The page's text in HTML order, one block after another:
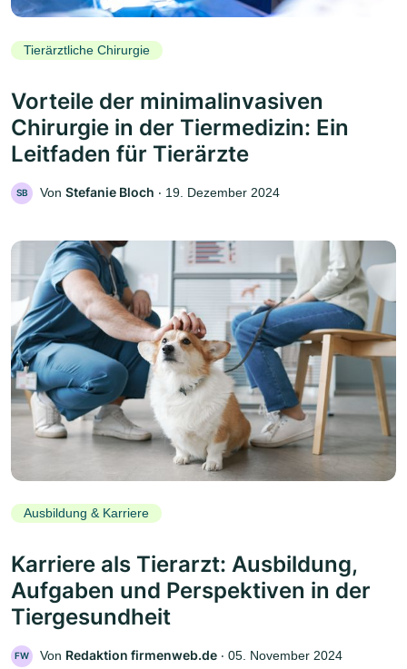
Tierärztliche Chirurgie
Vorteile der minimalinvasiven
Chirurgie in der Tiermedizin: Ein
Leitfaden für Tierärzte
SB Von Stefanie Bloch ‧ 19. Dezember 2024
Ausbildung & Karriere
Karriere als Tierarzt: Ausbildung,
Aufgaben und Perspektiven in der
Tiergesundheit
FW Von Redaktion firmenweb.de ‧ 05. November 2024